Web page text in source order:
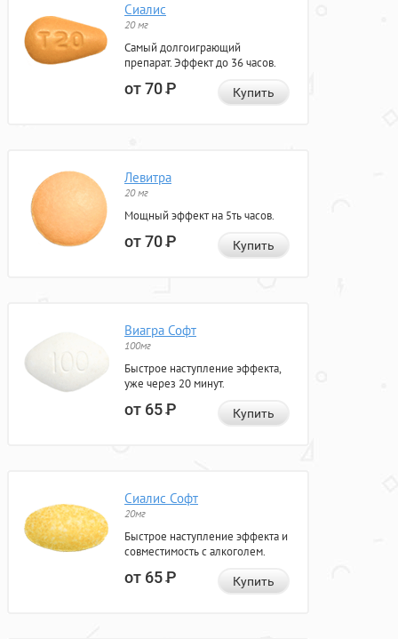
Сиалис
20 мг
Самый долгоиграющий
препарат. Эффект до 36 часов.
от 70Р Купить
Левитра
20 мг
Мощный эффект на 5ть часов.
от 70Р Купить
Виагра Софт
100мг
Быстрое наступление эффекта,
уже через 20 минут.
от 65Р Купить
Сиалис Софт
20мг
Быстрое наступление эффекта и
совместимость с алкоголем.
от 65Р Купить